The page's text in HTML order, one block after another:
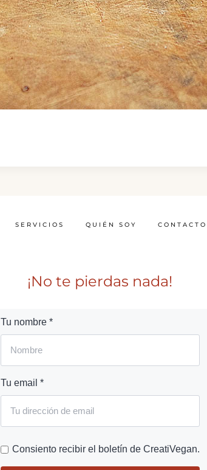
SERVICIOS QUIÉN SOY CONTACTO
¡No te pierdas nada!
Tu nombre *
Tu email *
Consiento recibir el boletín de CreatiVegan.